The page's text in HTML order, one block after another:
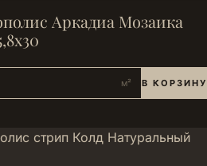
Аркадиа Мозаика
м² В КОРЗИНУ